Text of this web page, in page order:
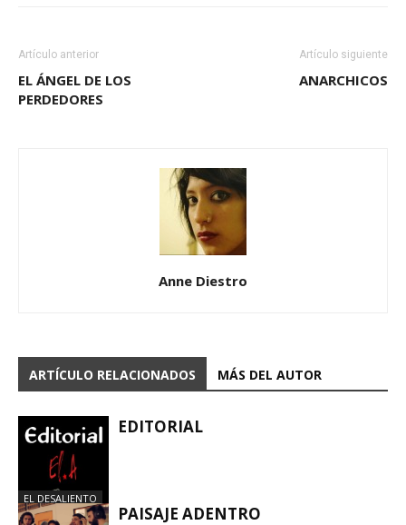
Artículo anterior
EL ÁNGEL DE LOS
PERDEDORES
Artículo siguiente
ANARCHICOS
Anne Diestro
ARTÍCULO RELACIONADOS MÁS DEL AUTOR
EL DESALIENTO
EDITORIAL
PAISAJE ADENTRO